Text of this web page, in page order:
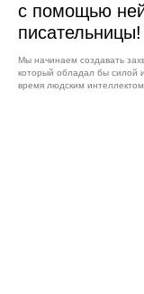
с помощью
писательницы!
Мы начинаем создавать
который обладал бы силой
время людским